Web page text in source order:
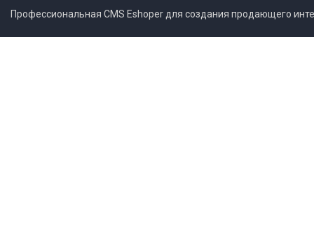
Профессиональная CMS Eshoper для создания продающего